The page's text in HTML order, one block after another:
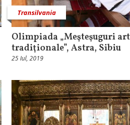
Transilvania
Olimpiada „Meşteşuguri
tradiţionale”, Astra, Sibiu
25 Iul, 2019